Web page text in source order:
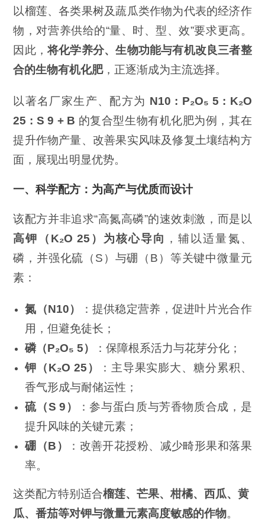
以榴莲、各类果树及蔬瓜类作物为代表的经济作
物，对营养供给的“量、时、型、效”要求更高。
因此，将化学养分、生物功能与有机改良三者整
合的生物有机化肥，正逐渐成为主流选择。
以著名厂家生产、配方为 N10 : P₂O₅ 5 : K₂O
25 : S 9 + B 的复合型生物有机化肥为例，其在
提升作物产量、改善果实风味及修复土壤结构方
面，展现出明显优势。
一、科学配方：为高产与优质而设计
该配方并非追求“高氮高磷”的速效刺激，而是以
高钾（ K₂O 25 ）为核心导向 ，辅以适量氮、
磷，并强化硫（S）与硼（B）等关键中微量元
素：
氮（N10）
：提供稳定营养，促进叶片光合作
用，但避免徒长；
磷（P₂O₅ 5）
：保障根系活力与花芽分化；
钾（K₂O 25 ）
：主导果实膨大、糖分累积、
香气形成与耐储运性；
硫（S 9 ）
：参与蛋白质与芳香物质合成，是
提升风味的关键元素；
硼（B ）
：改善开花授粉、减少畸形果和落果
率。
这类配方特别适合榴莲、芒果、柑橘、西瓜、黄
瓜、番茄等对钾与微量元素高度敏感的作物。